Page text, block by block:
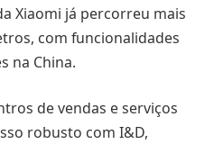
Xiaomi já percorreu mais
com funcionalidades
na China.
de vendas e serviços
robusto com I&D,